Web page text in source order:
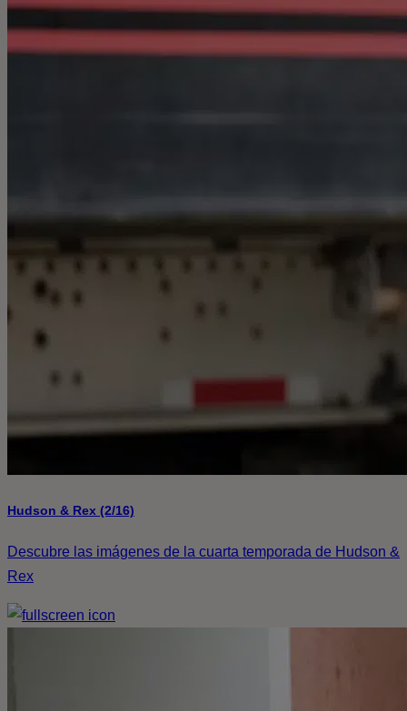
Hudson & Rex (2/16)
Descubre las imágenes de la cuarta temporada de Hudson &
Rex